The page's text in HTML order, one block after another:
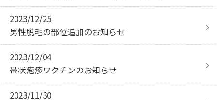
2023/12/25
男性脱毛の部位追加のお知らせ
2023/12/04
帯状疱疹ワクチンのお知らせ
2023/11/30